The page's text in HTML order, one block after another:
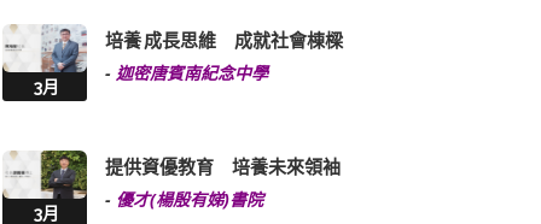
3月
培養 成長思維 成就社會棟樑
- 迦密唐賓南紀念中學
3月
提供資優教育 培養未來領袖
- 優才(楊殷有娣)書院